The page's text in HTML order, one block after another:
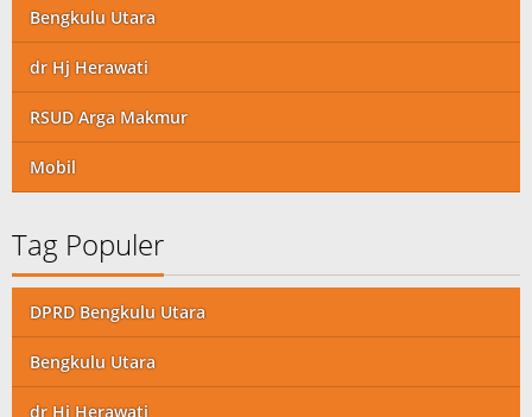
Bengkulu Utara
dr Hj Herawati
RSUD Arga Makmur
Mobil
Tag Populer
DPRD Bengkulu Utara
Bengkulu Utara
dr Hj Herawati